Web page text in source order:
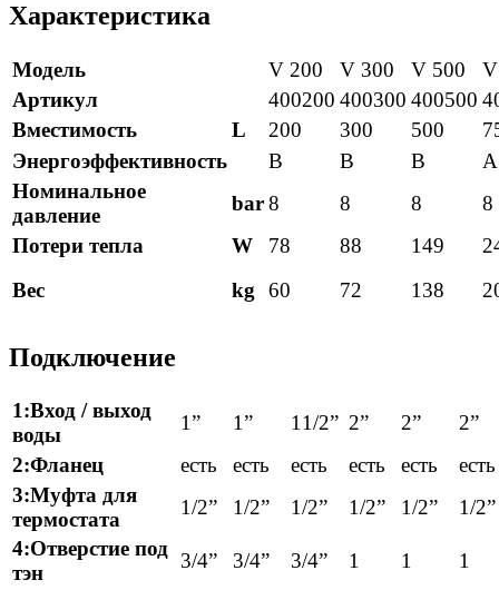
Характеристика
Модель V 200 V 300 V 500
Артикул
400200 400300 400500
Вместимость
L 200 300 500
Энергоэффективность
В В В
A
Номинальное
давление
bar8 8 8
8
Потери тепла
W 78 88 149
Вес
kg 60 72 138
Подключение
1:Вход / выход
воды
1” 1” 11/2” 2” 2”
2”
2:Фланец
есть есть есть есть есть
есть
3:Муфта для
термостата
1/2” 1/2” 1/2” 1/2” 1/2”
1/2”
4:Отверстие под
тэн
3/4” 3/4” 3/4” 1 1
1